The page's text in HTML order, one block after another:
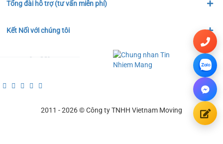
Tổng đài hỗ trợ (tư vấn miễn phí)
Kết Nối với chúng tôi
2011 - 2026 © Công ty TNHH Vietnam Moving